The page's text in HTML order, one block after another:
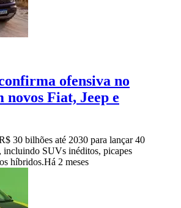
ofensiva no
novos Fiat, Jeep e
30 bilhões até 2030 para lançar 40
incluindo SUVs inéditos, picapes
híbridos.Há 2 meses